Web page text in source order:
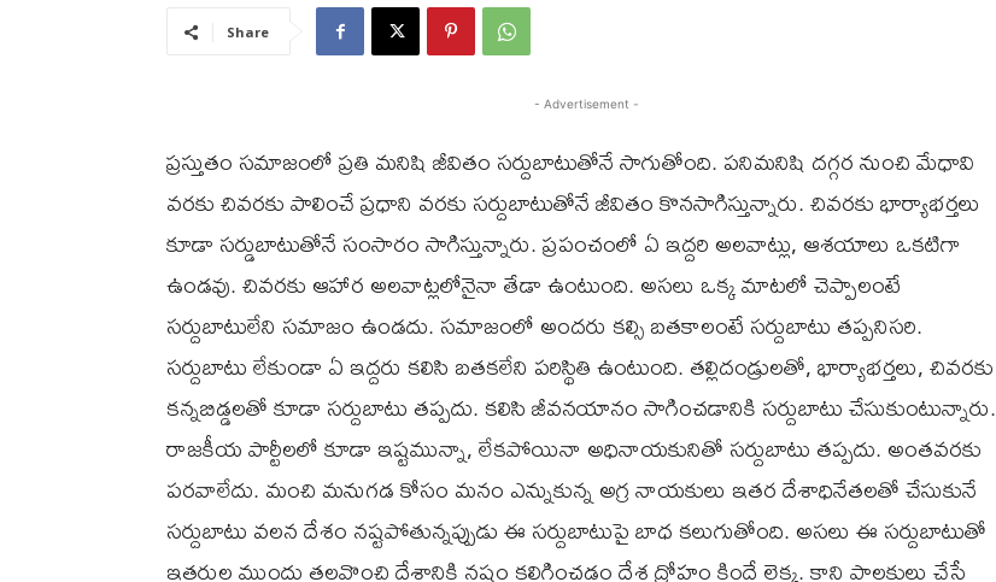
Share
- Advertisement -
ప్రస్తుతం సమాజంలో ప్రతి మనిషి జీవితం సర్దుబాటుతోనే సాగుతోంది. పనిమనిషి దగ్గర నుంచి మేధావి
వరకు చివరకు పాలించే ప్రధాని వరకు సర్దుబాటుతోనే జీవితం కొనసాగిస్తున్నారు. చివరకు భార్యాభర్తలు
కూడా సర్డుబాటుతోనే సంసారం సాగిస్తున్నారు. ప్రపంచంలో ఏ ఇద్దరి అలవాట్లు, ఆశయాలు ఒకటిగా
ఉండవు. చివరకు ఆహార అలవాట్లలోనైనా తేడా ఉంటుంది. అసలు ఒక్క మాటలో చెప్పాలంటే
సర్దుబాటులేని సమాజం ఉండదు. సమాజంలో అందరు కల్సి బతకాలంటే సర్దుబాటు తప్పనిసరి.
సర్దుబాటు లేకుండా ఏ ఇద్దరు కలిసి బతకలేని పరిస్థితి ఉంటుంది. తల్లిదండ్రులతో, భార్యాభర్తలు, చివరకు
కన్నబిడ్డలతో కూడా సర్దుబాటు తప్పదు. కలిసి జీవనయానం సాగించడానికి సర్దుబాటు చేసుకుంటున్నారు.
రాజకీయ పార్టీలలో కూడా ఇష్టమున్నా, లేకపోయినా అధినాయకునితో సర్దుబాటు తప్పదు. అంతవరకు
పరవాలేదు. మంచి మనుగడ కోసం మనం ఎన్నుకున్న అగ్ర నాయకులు ఇతర దేశాధినేతలతో చేసుకునే
సర్దుబాటు వలన దేశం నష్టపోతున్నప్పుడు ఈ సర్దుబాటుపై బాధ కలుగుతోంది. అసలు ఈ సర్దుబాటుతో
ఇతరుల ముందు తలవొంచి దేశానికి నష్టం కలిగించడం దేశ ద్రోహం కిందే లెక్క. కాని పాలకులు చేసే